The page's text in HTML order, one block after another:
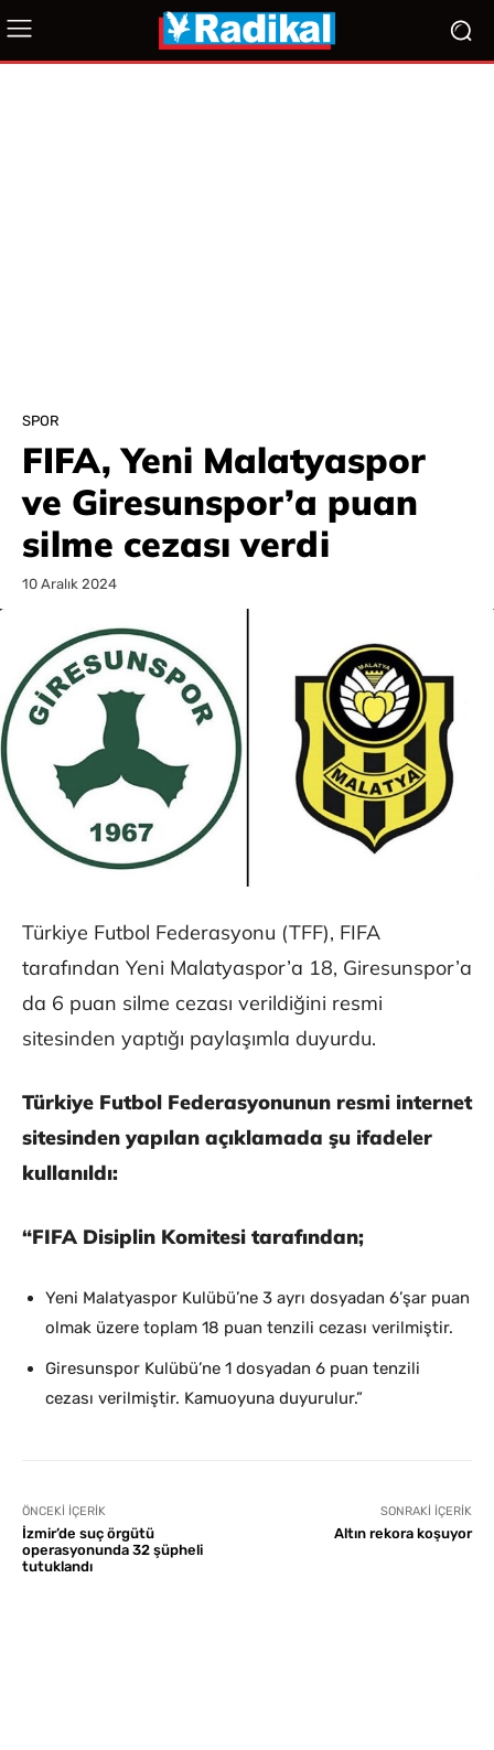
SPOR
FIFA, Yeni Malatyaspor
ve Giresunspor’a puan
silme cezası verdi
10 Aralık 2024
Türkiye Futbol Federasyonu (TFF), FIFA
tarafından Yeni Malatyaspor’a 18, Giresunspor’a
da 6 puan silme cezası verildiğini resmi
sitesinden yaptığı paylaşımla duyurdu.
Türkiye Futbol Federasyonunun resmi internet
sitesinden yapılan açıklamada şu ifadeler
kullanıldı:
“FIFA Disiplin Komitesi tarafından;
Yeni Malatyaspor Kulübü’ne 3 ayrı dosyadan 6’şar puan
olmak üzere toplam 18 puan tenzili cezası verilmiştir.
Giresunspor Kulübü’ne 1 dosyadan 6 puan tenzili
cezası verilmiştir. Kamuoyuna duyurulur.”
ÖNCEKI İÇERIK
İzmir’de suç örgütü
operasyonunda 32 şüpheli
tutuklandı
SONRAKI İÇERIK
Altın rekora koşuyor